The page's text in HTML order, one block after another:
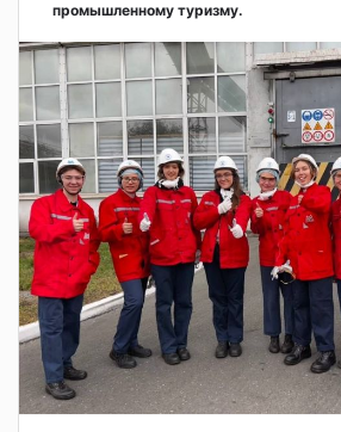
промышленному туризму.